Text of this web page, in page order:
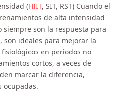
(HIIT, SIT, RST) Cuando el
de alta intensidad
siempre son la respuesta para
son ideales para mejorar la
en periodos no
cortos, a veces de
marcar la diferencia,
ocupadas.